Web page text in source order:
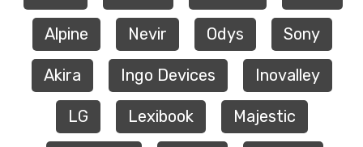
Alpine Nevir Odys Sony
Akira Ingo Devices Inovalley
LG Lexibook Majestic